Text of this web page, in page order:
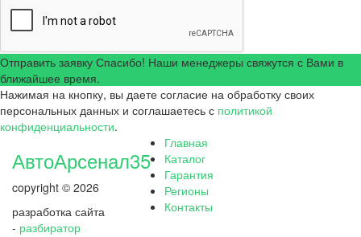
Отправить заявку Спасибо! Наши менеджеры свяжутся с Вами в
ближайшее время.
Нажимая на кнопку, вы даете согласие на обработку своих
персональных данных и соглашаетесь с политикой
конфиденциальности.
АвтоАрсенал35
copyright © 2026
разработка сайта
- разбиратор
Главная
Каталог
Гарантия
Регионы
Контакты